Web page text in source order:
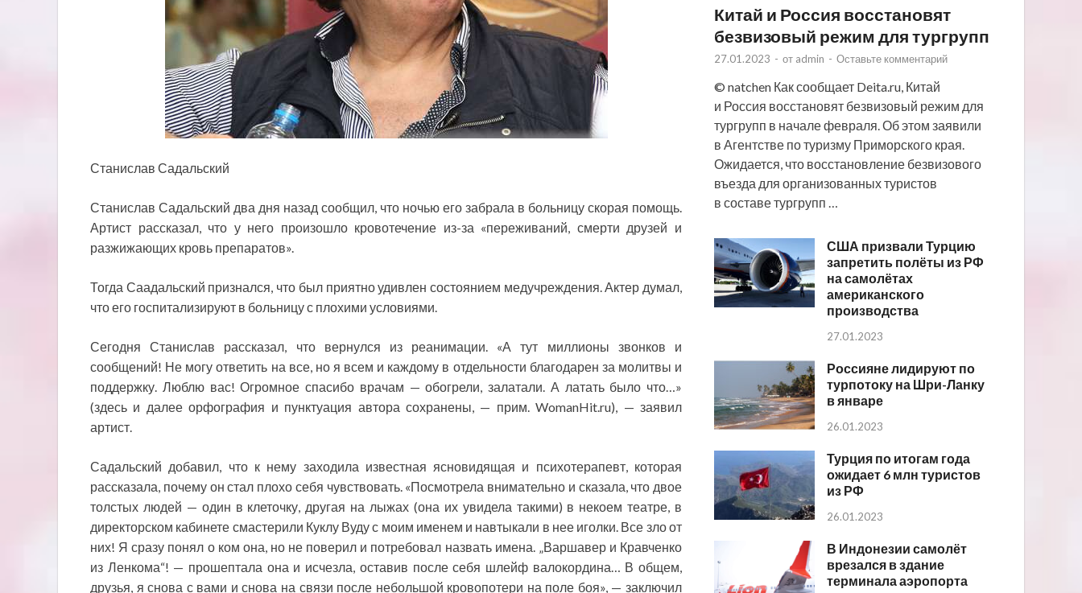
Станислав Садальский
Станислав Садальский два дня назад сообщил, что ночью его забрала в больницу скорая помощь.
Артист рассказал, что у него произошло кровотечение из-за «переживаний, смерти друзей и
разжижающих кровь препаратов».
Тогда Саадальский признался, что был приятно удивлен состоянием медучреждения. Актер думал,
что его госпитализируют в больницу с плохими условиями.
Сегодня Станислав рассказал, что вернулся из реанимации. «А тут миллионы звонков и
сообщений! Не могу ответить на все, но я всем и каждому в отдельности благодарен за молитвы и
поддержку. Люблю вас! Огромное спасибо врачам — обогрели, залатали. А латать было что…»
(здесь и далее орфография и пунктуация автора сохранены, — прим. WomanHit.ru), — заявил
артист.
Садальский добавил, что к нему заходила известная ясновидящая и психотерапевт, которая
рассказала, почему он стал плохо себя чувствовать. «Посмотрела внимательно и сказала, что двое
толстых людей — один в клеточку, другая на лыжах (она их увидела такими) в некоем театре, в
директорском кабинете смастерили Куклу Вуду с моим именем и навтыкали в нее иголки. Все зло от
них! Я сразу понял о ком она, но не поверил и потребовал назвать имена. „Варшавер и Кравченко
из Ленкома“! — прошептала она и исчезла, оставив после себя шлейф валокордина… В общем,
друзья, я снова с вами и снова на связи после небольшой кровопотери на поле боя», — заключил
Китай и Россия восстановят
безвизовый режим для тургрупп
27.01.2023 - от admin - Оставьте комментарий
© natchen Как сообщает Deita.ru, Китай
и Россия восстановят безвизовый режим для
тургрупп в начале февраля. Об этом заявили
в Агентстве по туризму Приморского края.
Ожидается, что восстановление безвизового
въезда для организованных туристов
в составе тургрупп …
США призвали Турцию
запретить полёты из РФ
на самолётах
американского
производства
27.01.2023
Россияне лидируют по
турпотоку на Шри-Ланку
в январе
26.01.2023
Турция по итогам года
ожидает 6 млн туристов
из РФ
26.01.2023
В Индонезии самолёт
врезался в здание
терминала аэропорта